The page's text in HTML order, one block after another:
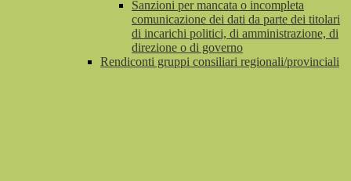
Sanzioni per mancata o incompleta
comunicazione dei dati da parte dei titolari
di incarichi politici, di amministrazione, di
direzione o di governo
Rendiconti gruppi consiliari regionali/provinciali